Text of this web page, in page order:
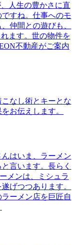
人生の豊かさに直
すね。仕事へのモ
仲間との遊びも、
ます。世の物件を
不動産がご案内
なし術とキーとな
お伝えします。
はいま、ラーメン
言います。長らく
メンは、ミシュラ
げつつあります。
ーメン店を巨匠自